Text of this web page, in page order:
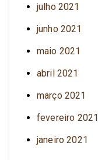
julho 2021
junho 2021
maio 2021
abril 2021
março 2021
fevereiro 2021
janeiro 2021